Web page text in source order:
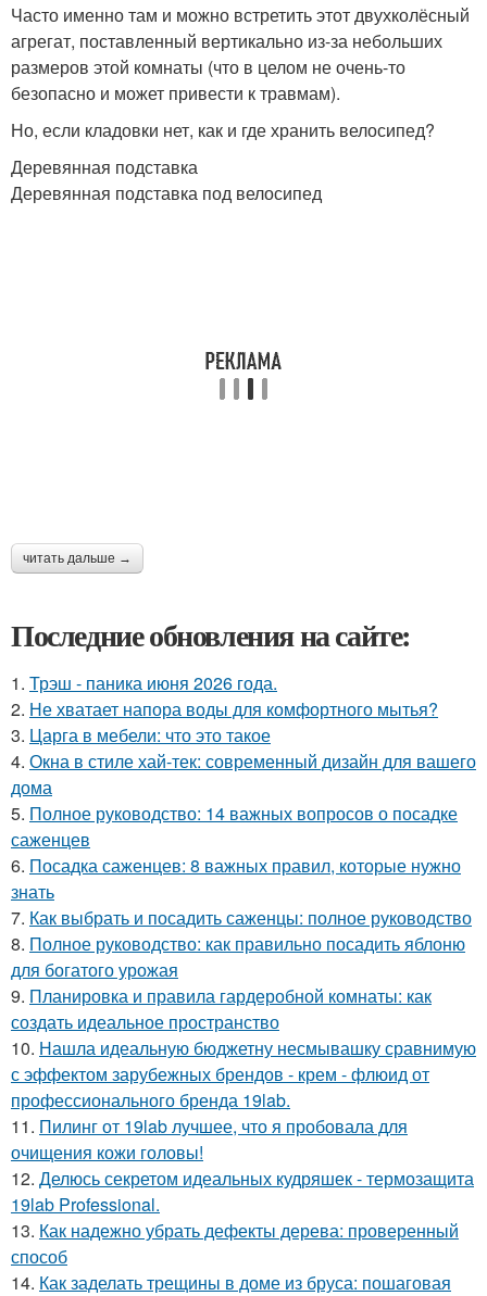
Часто именно там и можно встретить этот двухколёсный
агрегат, поставленный вертикально из-за небольших
размеров этой комнаты (что в целом не очень-то
безопасно и может привести к травмам).
Но, если кладовки нет, как и где хранить велосипед?
Деревянная подставка
Деревянная подставка под велосипед
читать дальше →
Последние обновления на сайте:
1. Трэш - паника июня 2026 года.
2. Не хватает напора воды для комфортного мытья?
3. Царга в мебели: что это такое
4. Окна в стиле хай-тек: современный дизайн для вашего
дома
5. Полное руководство: 14 важных вопросов о посадке
саженцев
6. Посадка саженцев: 8 важных правил, которые нужно
знать
7. Как выбрать и посадить саженцы: полное руководство
8. Полное руководство: как правильно посадить яблоню
для богатого урожая
9. Планировка и правила гардеробной комнаты: как
создать идеальное пространство
10. Нашла идеальную бюджетну несмывашку сравнимую
с эффектом зарубежных брендов - крем - флюид от
профессионального бренда 19lab.
11. Пилинг от 19lab лучшее, что я пробовала для
очищения кожи головы!
12. Делюсь секретом идеальных кудряшек - термозащита
19lab Professional.
13. Как надежно убрать дефекты дерева: проверенный
способ
14. Как заделать трещины в доме из бруса: пошаговая